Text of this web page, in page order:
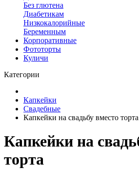
Без глютена
Диабетикам
Низкокалорийные
Беременным
Корпоративные
Фототорты
Куличи
Категории
Капкейки
Свадебные
Капкейки на свадьбу вместо торта
Капкейки на
торта